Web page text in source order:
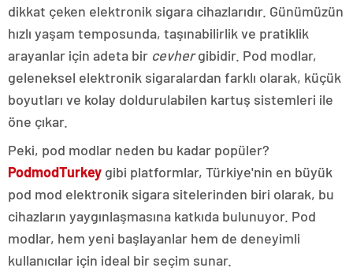
dikkat çeken elektronik sigara cihazlarıdır. Günümüzün
hızlı yaşam temposunda, taşınabilirlik ve pratiklik
arayanlar için adeta bir cevhergibidir. Pod modlar,
geleneksel elektronik sigaralardan farklı olarak, küçük
boyutları ve kolay doldurulabilen kartuş sistemleri ile
öne çıkar.
Peki, pod modlar neden bu kadar popüler?
PodmodTurkey gibi platformlar, Türkiye'nin en büyük
pod mod elektronik sigara sitelerinden biri olarak, bu
cihazların yaygınlaşmasına katkıda bulunuyor. Pod
modlar, hem yeni başlayanlar hem de deneyimli
kullanıcılar için ideal bir seçim sunar.